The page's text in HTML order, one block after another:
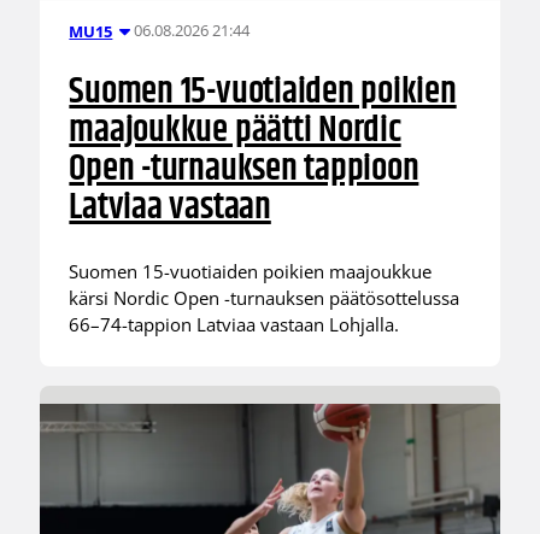
MU15 06.08.2026 21:44
Suomen 15-vuotiaiden poikien
maajoukkue päätti Nordic
Open -turnauksen tappioon
Latviaa vastaan
Suomen 15-vuotiaiden poikien maajoukkue
kärsi Nordic Open -turnauksen päätösottelussa
66–74-tappion Latviaa vastaan Lohjalla.